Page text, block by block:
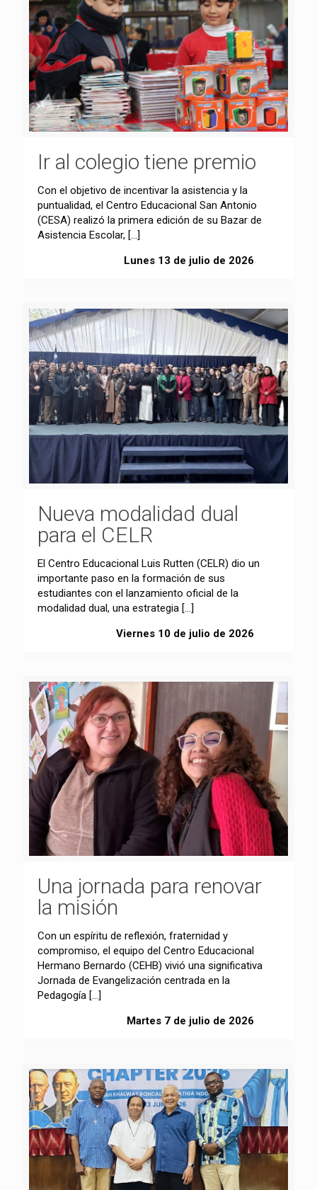
Ir al colegio tiene premio
Con el objetivo de incentivar la asistencia y la
puntualidad, el Centro Educacional San Antonio
(CESA) realizó la primera edición de su Bazar de
Asistencia Escolar, […]
Lunes 13 de julio de 2026
Nueva modalidad dual
para el CELR
El Centro Educacional Luis Rutten (CELR) dio un
importante paso en la formación de sus
estudiantes con el lanzamiento oficial de la
modalidad dual, una estrategia […]
Viernes 10 de julio de 2026
Una jornada para renovar
la misión
Con un espíritu de reflexión, fraternidad y
compromiso, el equipo del Centro Educacional
Hermano Bernardo (CEHB) vivió una significativa
Jornada de Evangelización centrada en la
Pedagogía […]
Martes 7 de julio de 2026